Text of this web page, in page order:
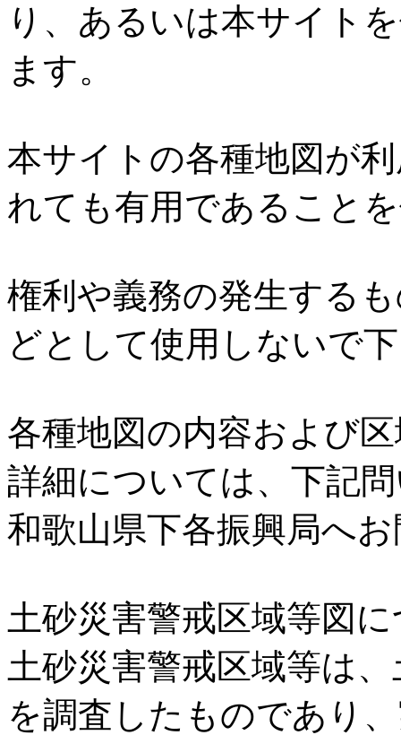
り、あるいは本サイト
ます。
本サイトの各種地図が
れても有用であること
権利や義務の発生する
どとして使用しないで
各種地図の内容および
詳細については、下記
和歌山県下各振興局へ
土砂災害警戒区域等図
土砂災害警戒区域等は
を調査したものであり